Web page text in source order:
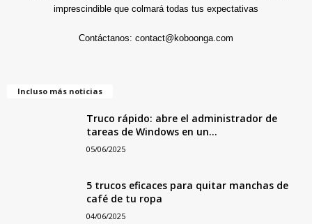
imprescindible que colmará todas tus expectativas
Contáctanos: contact@koboonga.com
Incluso más noticias
Truco rápido: abre el administrador de
tareas de Windows en un...
05/06/2025
5 trucos eficaces para quitar manchas de
café de tu ropa
04/06/2025